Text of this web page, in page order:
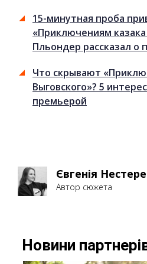
15-минутная проба
«Приключениям
Пльондер рассказал о
Что скрывают
Выговского»? 5
премьерой
Євгенія
Автор сюжета